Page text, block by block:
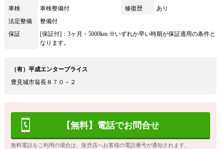
車検
車検整備付 修復歴
あり
法定整備
整備付
保証
[保証付]：3ヶ月・5000km ※いずれか早い時期が保証適用の条件と
なります。
（有）平成エンタープライス
豊見城市翁長８７０－２
【無料】電話でお問合せ
無料電話をご利用の場合は、販売店へお客様の電話番号が通知されます。